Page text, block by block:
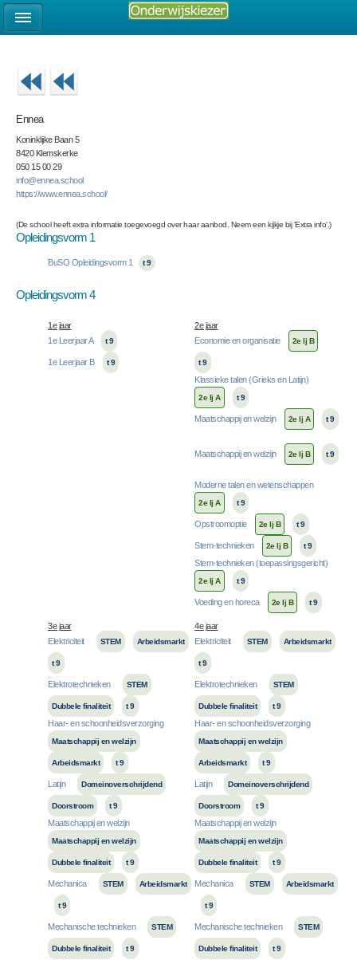
Ennea
Koninklijke Baan 5
8420 Klemskerke
050 15 00 29
info@ennea.school
https://www.ennea.school/
(De school heeft extra informatie toegevoegd over haar aanbod. Neem een kijkje bij 'Extra info'.)
Opleidingsvorm 1
BuSO Opleidingsvorm 1 t 9
Opleidingsvorm 4
1e jaar
2e jaar
1e Leerjaar A
t 9
1e Leerjaar B t 9
Economie en organisatie 2e lj B
t 9
Klassieke talen (Grieks en Latijn)
2e lj A t 9
Maatschappij en welzijn 2e lj A t 9
Maatschappij en welzijn 2e lj B t 9
Moderne talen en wetenschappen
2e lj A t 9
Opstroomoptie 2e lj B t 9
Stem-technieken 2e lj B t 9
Stem-technieken (toepassingsgericht)
2e lj A t 9
Voeding en horeca 2e lj B t 9
3e jaar
4e jaar
Elektriciteit
STEM Arbeidsmarkt
t 9
Elektrotechnieken STEM
Dubbele finaliteit t 9
Haar- en schoonheidsverzorging
Maatschappij en welzijn
Arbeidsmarkt t 9
Latijn Domeinoverschrijdend
Doorstroom t 9
Maatschappij en welzijn
Maatschappij en welzijn
Dubbele finaliteit t 9
Mechanica STEM Arbeidsmarkt
t 9
Mechanische technieken STEM
Dubbele finaliteit t 9
Elektriciteit STEM Arbeidsmarkt
t 9
Elektrotechnieken STEM
Dubbele finaliteit t 9
Haar- en schoonheidsverzorging
Maatschappij en welzijn
Arbeidsmarkt t 9
Latijn Domeinoverschrijdend
Doorstroom t 9
Maatschappij en welzijn
Maatschappij en welzijn
Dubbele finaliteit t 9
Mechanica STEM Arbeidsmarkt
t 9
Mechanische technieken STEM
Dubbele finaliteit t 9